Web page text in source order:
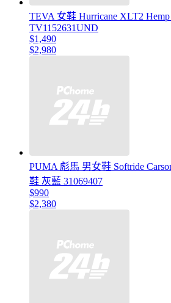
TEVA 女鞋 Hurricane XLT2
TV1152631UND
$1,490
$2,980
PUMA 彪馬 男女鞋 Softride
鞋 灰藍 31069407
$990
$2,380